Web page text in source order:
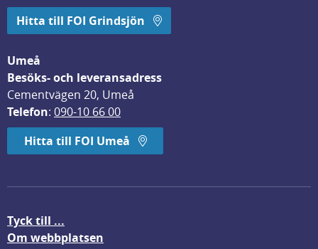
Hitta till FOI Grindsjön
Umeå
Besöks- och leveransadress
Cementvägen 20, Umeå
Telefon: 090-10 66 00
Hitta till FOI Umeå
Tyck till ...
Om webbplatsen